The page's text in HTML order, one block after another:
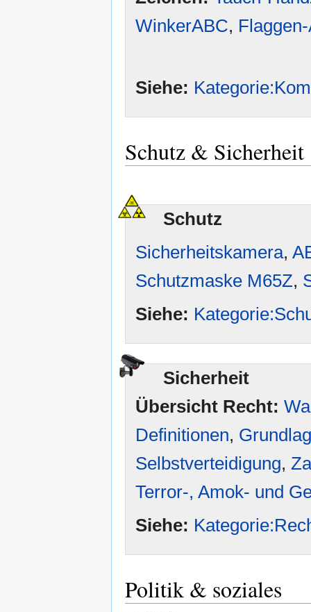
WinkerABC,
Siehe:
Schutz & Sicherheit
Schutz
Sicherheitskamera,
Schutzmaske M65Z,
Siehe:
Sicherheit
Übersicht Recht:
Definitionen,
Selbstverteidigung,
Terror-, Amok- und
Siehe:
Politik & soziales